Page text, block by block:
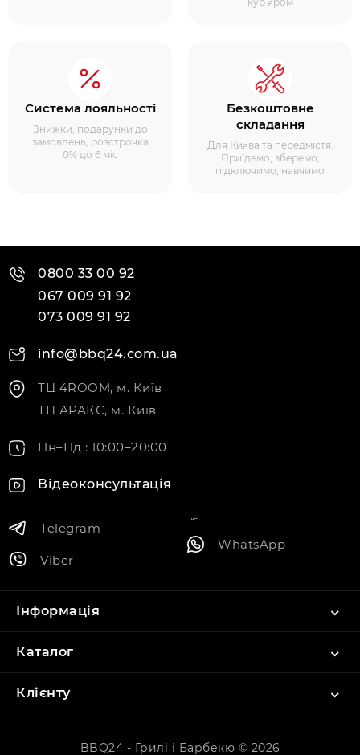
Система лояльності
Знижки, подарунки до
замовлень, розстрочка
0% до 6 міс
Безкоштовне
складання
Для Києва та передмістя.
Приїдемо, зберемо,
підключимо, навчимо
0800 33 00 92
067 009 91 92
073 009 91 92
info@bbq24.com.ua
ТЦ 4ROOM, м. Київ
ТЦ АРАКС, м. Київ
Пн–Нд : 10:00–20:00
Відеоконсультація
Telegram
Viber
WhatsApp
Інформація
Каталог
Клієнту
BBQ24 - Грилі і Барбекю © 2026